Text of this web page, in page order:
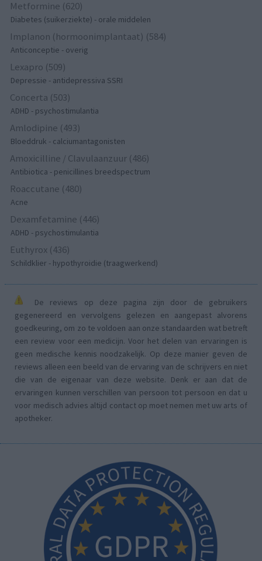
Metformine (620)
Diabetes (suikerziekte) - orale middelen
Implanon (hormoonimplantaat) (584)
Anticonceptie - overig
Lexapro (509)
Depressie - antidepressiva SSRI
Concerta (503)
ADHD - psychostimulantia
Amlodipine (493)
Bloeddruk - calciumantagonisten
Amoxicilline / Clavulaanzuur (486)
Antibiotica - penicillines breedspectrum
Roaccutane (480)
Acne
Dexamfetamine (446)
ADHD - psychostimulantia
Euthyrox (436)
Schildklier - hypothyroidie (traagwerkend)
De reviews op deze pagina zijn door de gebruikers
gegenereerd en vervolgens gelezen en aangepast alvorens
goedkeuring, om zo te voldoen aan onze standaarden wat betreft
een review voor een medicijn. Voor het delen van ervaringen is
geen medische kennis noodzakelijk. Op deze manier geven de
reviews alleen een beeld van de ervaring van de schrijvers en niet
die van de eigenaar van deze website. Denk er aan dat de
ervaringen kunnen verschillen van persoon tot persoon en dat u
voor medisch advies altijd contact op moet nemen met uw arts of
apotheker.